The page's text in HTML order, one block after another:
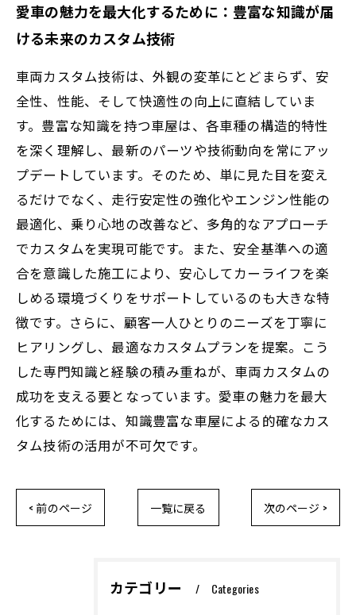
愛車の魅力を最大化するために：豊富な知識が届
ける未来のカスタム技術
車両カスタム技術は、外観の変革にとどまらず、安
全性、性能、そして快適性の向上に直結していま
す。豊富な知識を持つ車屋は、各車種の構造的特性
を深く理解し、最新のパーツや技術動向を常にアッ
プデートしています。そのため、単に見た目を変え
るだけでなく、走行安定性の強化やエンジン性能の
最適化、乗り心地の改善など、多角的なアプローチ
でカスタムを実現可能です。また、安全基準への適
合を意識した施工により、安心してカーライフを楽
しめる環境づくりをサポートしているのも大きな特
徴です。さらに、顧客一人ひとりのニーズを丁寧に
ヒアリングし、最適なカスタムプランを提案。こう
した専門知識と経験の積み重ねが、車両カスタムの
成功を支える要となっています。愛車の魅力を最大
化するためには、知識豊富な車屋による的確なカス
タム技術の活用が不可欠です。
< 前のページ 一覧に戻る 次のページ >
カテゴリー Categories